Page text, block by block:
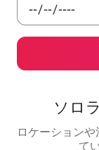
ソロ
ロケーション
て